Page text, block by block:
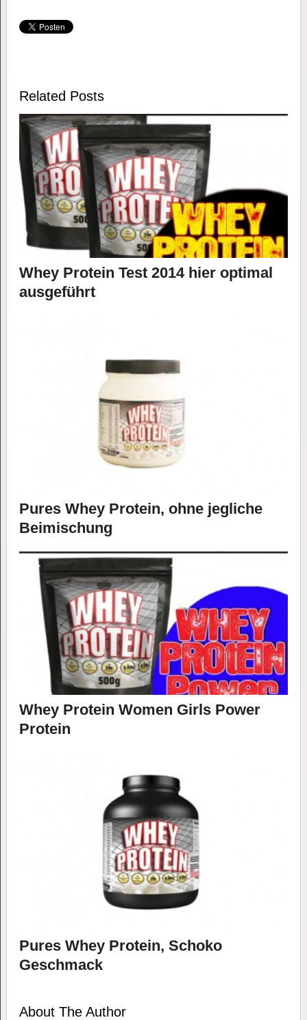
Related Posts
Whey Protein Test 2014 hier optimal
ausgeführt
Pures Whey Protein, ohne jegliche
Beimischung
Whey Protein Women Girls Power
Protein
Pures Whey Protein, Schoko
Geschmack
About The Author